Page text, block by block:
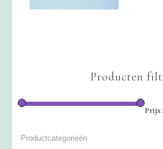
Producten
Prijs: